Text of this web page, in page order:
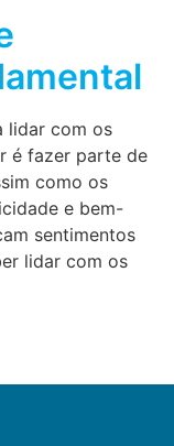
lidar com os
é fazer parte de
como os
e bem-
sentimentos
lidar com os